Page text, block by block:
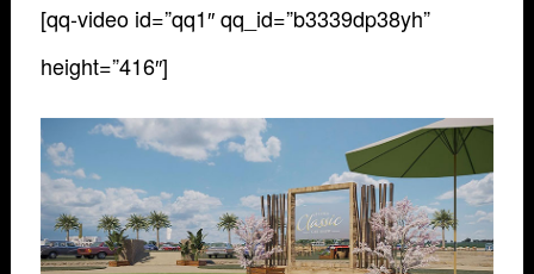
[qq-video id=”qq1″ qq_id=”b3339dp38yh”
height=”416″]